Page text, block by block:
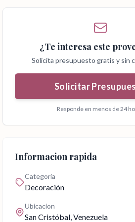
¿Te interesa este
Solicita presupuesto gratis y sin
Solicitar
Responde en menos de 24
Informacion rapida
Categoria
Decoración
Ubicacion
San Cristóbal, Venezuela